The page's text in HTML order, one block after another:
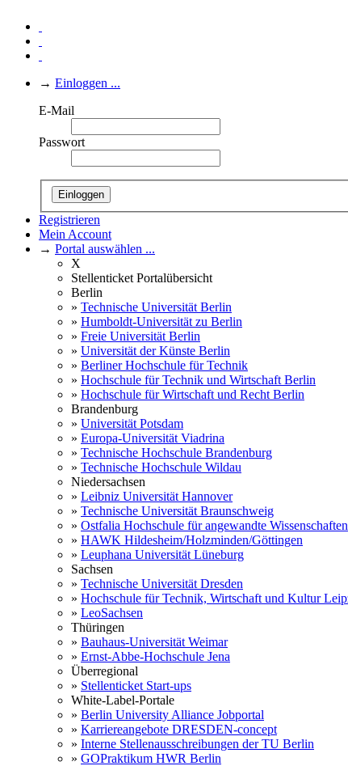
→ Einloggen ...
E-Mail
Passwort
Einloggen
Registrieren
Mein Account
→ Portal auswählen ...
X
Stellenticket Portalübersicht
Berlin
» Technische Universität Berlin
» Humboldt-Universität zu Berlin
» Freie Universität Berlin
» Universität der Künste Berlin
» Berliner Hochschule für Technik
» Hochschule für Technik und Wirtschaft Berlin
» Hochschule für Wirtschaft und Recht Berlin
Brandenburg
» Universität Potsdam
» Europa-Universität Viadrina
» Technische Hochschule Brandenburg
» Technische Hochschule Wildau
Niedersachsen
» Leibniz Universität Hannover
» Technische Universität Braunschweig
» Ostfalia Hochschule für angewandte Wissenschaften
» HAWK Hildesheim/Holzminden/Göttingen
» Leuphana Universität Lüneburg
Sachsen
» Technische Universität Dresden
» Hochschule für Technik, Wirtschaft und Kultur
» LeoSachsen
Thüringen
» Bauhaus-Universität Weimar
» Ernst-Abbe-Hochschule Jena
Überregional
» Stellenticket Start-ups
White-Label-Portale
» Berlin University Alliance Jobportal
» Karriereangebote DRESDEN-concept
» Interne Stellenausschreibungen der TU Berlin
» GOPraktikum HWR Berlin